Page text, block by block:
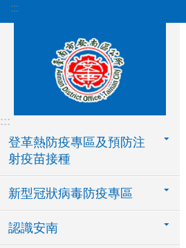
跳到主要內容區塊
:::
:::
登革熱防疫專區及預防注
射疫苗接種
新型冠狀病毒防疫專區
認識安南